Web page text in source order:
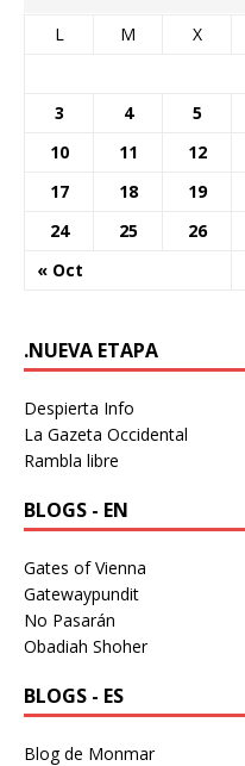
L M X
« Oct
3
4 5
10
11 12
17
18 19
24
25 26
.NUEVA ETAPA
Despierta Info
La Gazeta Occidental
Rambla libre
BLOGS - EN
Gates of Vienna
Gatewaypundit
No Pasarán
Obadiah Shoher
BLOGS - ES
Blog de Monmar